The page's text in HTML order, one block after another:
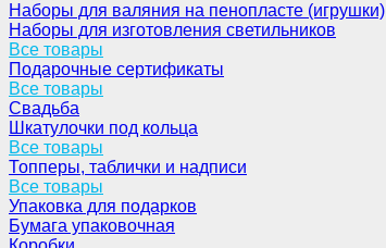
Наборы для валяния на пенопласте (игрушки)
Наборы для изготовления светильников
Все товары
Подарочные сертификаты
Все товары
Свадьба
Шкатулочки под кольца
Все товары
Топперы, таблички и надписи
Все товары
Упаковка для подарков
Бумага упаковочная